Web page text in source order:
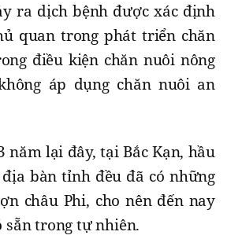
ra dịch bệnh được xác định
quan trong phát triển chăn
điều kiện chăn nuôi nông
áp dụng chăn nuôi an
năm lại đây, tại Bắc Kạn, hầu
bàn tỉnh đều đã có những
châu Phi, cho nên đến nay
sẵn trong tự nhiên.